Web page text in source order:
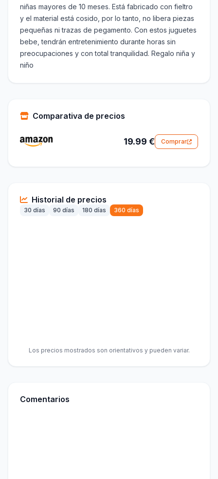
niñas mayores de 10 meses. Está fabricado con fieltro
y el material está cosido, por lo tanto, no libera piezas
pequeñas ni trazas de pegamento. Con estos juguetes
bebe, tendrán entretenimiento durante horas sin
preocupaciones y con total tranquilidad. Regalo niña y
niño
Comparativa de precios
19.99 € Comprar
Historial de precios
30 días 90 días 180 días 360 días
Los precios mostrados son orientativos y pueden variar.
Comentarios